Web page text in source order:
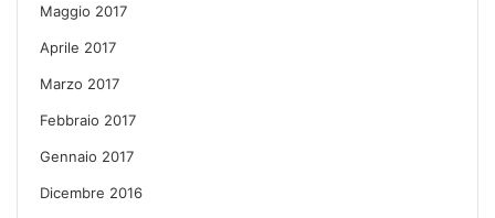
Maggio 2017
Aprile 2017
Marzo 2017
Febbraio 2017
Gennaio 2017
Dicembre 2016